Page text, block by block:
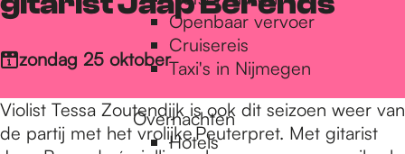
Openbaar vervoer
Cruisereis
Taxi's in Nijmegen
Overnachten
Hotels
zondag 25 oktober
Violist Tessa Zoutendijk is ook dit seizoen weer van
de partij met het vrolijke Peuterpret. Met gitarist